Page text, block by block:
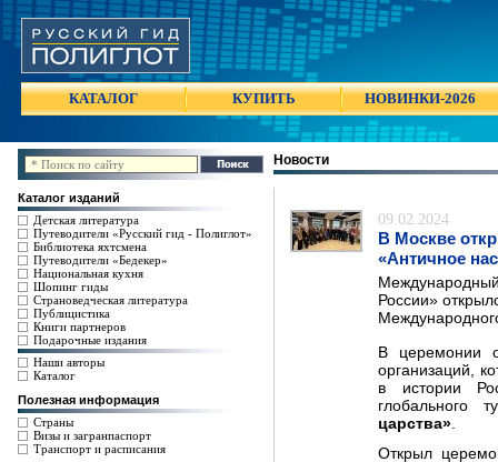
КАТАЛОГ КУПИТЬ НОВИНКИ-2026
Каталог изданий
Детская литература
Путеводители «Русский гид - Полиглот»
Библиотека яхтсмена
Путеводители «Бедекер»
Национальная кухня
Шопинг гиды
Страноведческая литература
Публицистика
Книги партнеров
Подарочные издания
Наши авторы
Каталог
Полезная информация
Страны
Визы и загранпаспорт
Транспорт и расписания
Новости
09.02.2024
В Москве
«Античное
Международный
России»
В церемонии
организаций,
в истории
глобального
царства»
Открыл